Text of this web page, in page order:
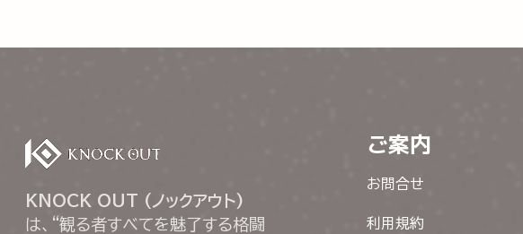
KNOCK OUT (ノックアウト)
は、“観る者すべてを魅了する格闘
ご案内
お問合せ
利用規約